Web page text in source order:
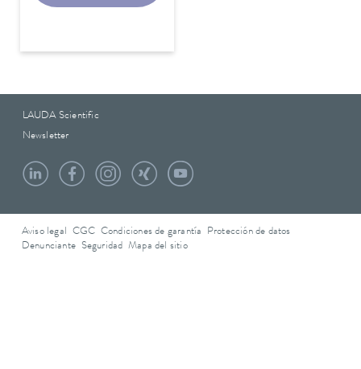
LAUDA Scientific
Newsletter
Aviso legal CGC Condiciones de garantía
Protección de datos
Denunciante Seguridad Mapa del sitio